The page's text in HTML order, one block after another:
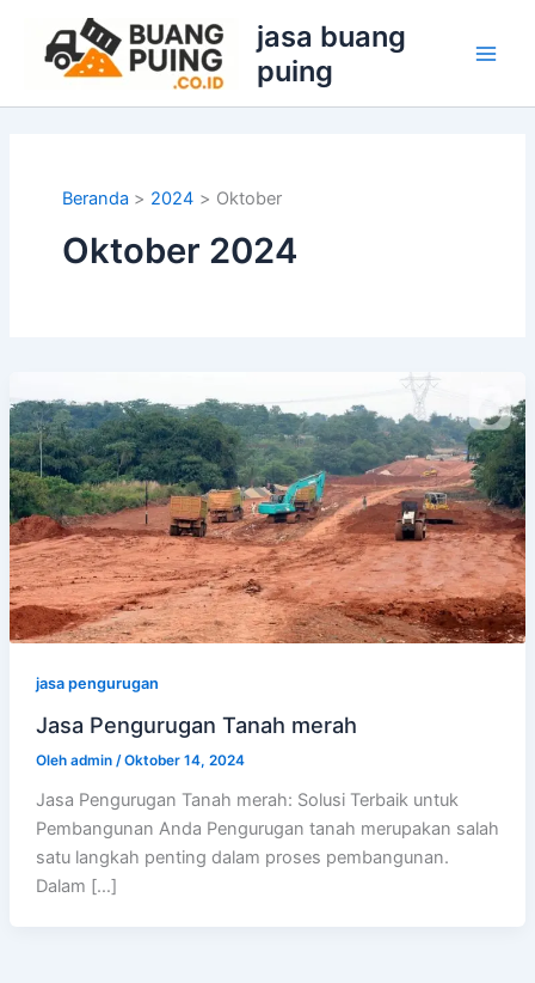
konten
jasa buang
puing
Beranda 2024 Oktober
Oktober 2024
jasa pengurugan
Jasa Pengurugan Tanah merah
Oleh admin /Oktober 14, 2024
Jasa Pengurugan Tanah merah: Solusi Terbaik untuk
Pembangunan Anda Pengurugan tanah merupakan salah
satu langkah penting dalam proses pembangunan.
Dalam […]